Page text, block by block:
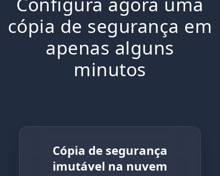
cópia de segurança em
apenas alguns
minutos